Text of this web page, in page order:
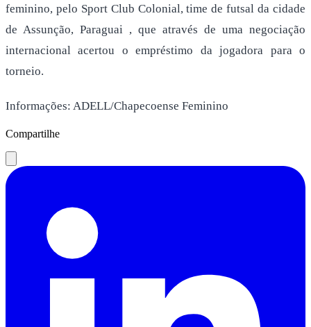
feminino, pelo Sport Club Colonial, time de futsal da cidade
de Assunção, Paraguai , que através de uma negociação
internacional acertou o empréstimo da jogadora para o
torneio.
Informações: ADELL/Chapecoense Feminino
Compartilhe